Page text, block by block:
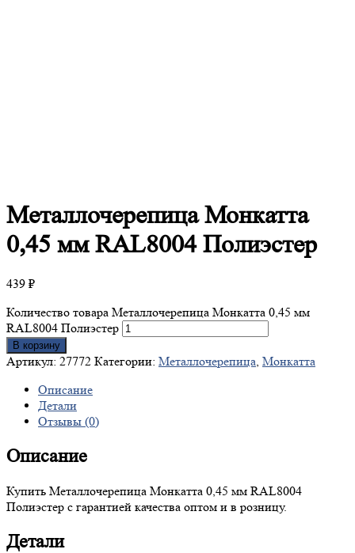
МеталлочерепицаМонкатта
0,45 мм RAL8004 Полиэстер
439 ₽
Количество товара Металлочерепица Монкатта 0,45 мм
RAL8004 Полиэстер
В корзину
Артикул: 27772 Категории: Металлочерепица, Монкатта
Описание
Детали
Отзывы (0)
Описание
Купить Металлочерепица Монкатта 0,45 мм RAL8004
Полиэстер с гарантией качества оптом и в розницу.
Детали